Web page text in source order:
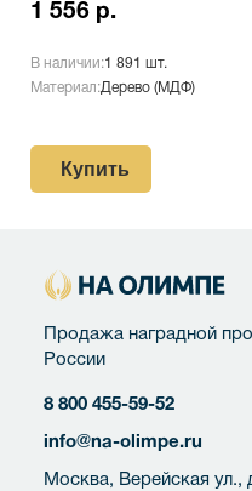
1 556 р.
В наличии:1 891 шт.
Материал:Дерево (МДФ)
Купить
Продажа наградной
России
8 800 455-59-52
info@na-olimpe.ru
Москва, Верейская ул.,